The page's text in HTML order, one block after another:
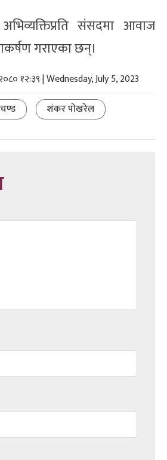
अभिव्यक्तिप्रति संसदमा आवाज
गराएका छन्।
१२:३९ | Wednesday, July 5, 2023
शंकर पोखरेल